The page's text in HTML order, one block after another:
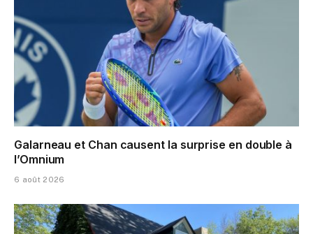
Galarneau et Chan causent la surprise en double à
l’Omnium
6 août 2026